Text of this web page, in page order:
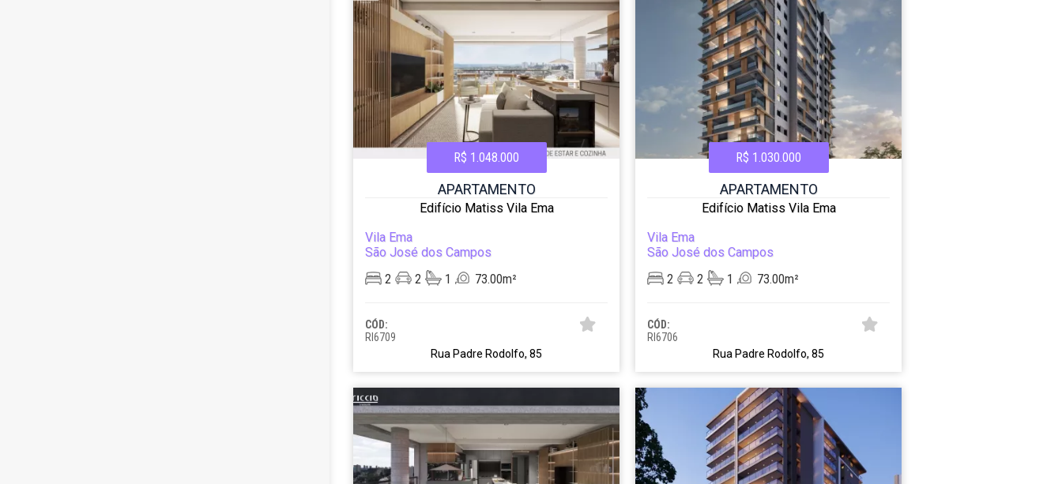
R$ 1.048.000
APARTAMENTO
Edifício Matiss Vila Ema
Vila Ema
São José dos Campos
2
2 1 73.00m²
CÓD:
RI6709
Rua Padre Rodolfo, 85
R$ 1.030.000
APARTAMENTO
Edifício Matiss Vila Ema
Vila Ema
São José dos Campos
2
2 1 73.00m²
CÓD:
RI6706
Rua Padre Rodolfo, 85